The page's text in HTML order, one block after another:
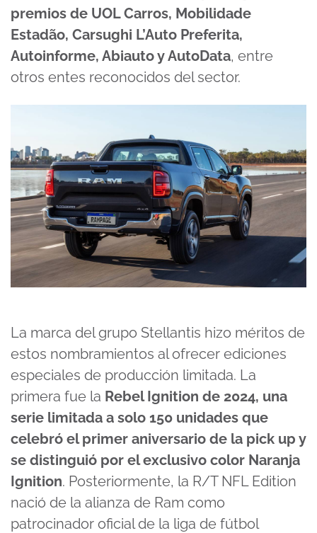
premios de UOL Carros, Mobilidade
Estadão, Carsughi L’Auto Preferita,
Autoinforme, Abiauto y AutoData, entre
otros entes reconocidos del sector.
La marca del grupo Stellantis hizo méritos de
estos nombramientos al ofrecer ediciones
especiales de producción limitada. La
primera fue la Rebel Ignition de 2024, una
serie limitada a solo 150 unidades que
celebró el primer aniversario de la pick up y
se distinguió por el exclusivo color Naranja
Ignition. Posteriormente, la R/T NFL Edition
nació de la alianza de Ram como
patrocinador oficial de la liga de fútbol